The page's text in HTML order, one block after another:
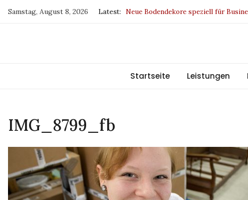
Samstag, August 8, 2026 Latest: Neue Bodendekore speziell für
SKYLINE DUETTE-Wabenplissee
BW und IP sind jetzt klimaneutral
Startseite Leistungen
IMG_8799_fb